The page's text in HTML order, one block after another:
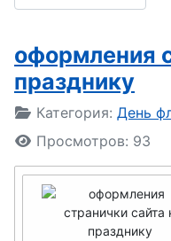
День
День
бухгалтера
День
День
сурдоперев
оформления
празднику
Подробности
Категория: День
Просмотров: 93